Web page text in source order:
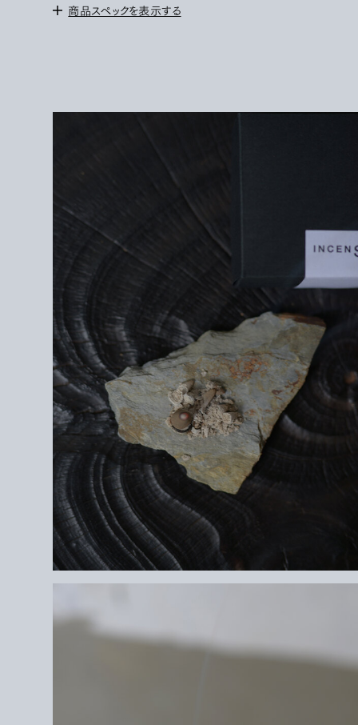
商品スペックを表示する
手作業で制作しております、欠けているものも含まれている事がご
ざいますがご了承ご理解ください。